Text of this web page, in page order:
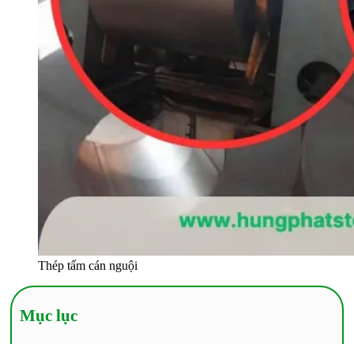
Thép tấm cán nguội
Mục lục